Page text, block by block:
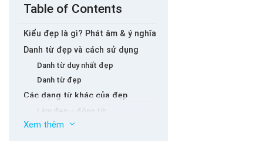
Table of Contents
Kiểu đẹp là gì? Phát âm & ý nghĩa
Danh từ đẹp và cách sử dụng
Danh từ duy nhất đẹp
Danh từ đẹp
Các dạng từ khác của đẹp
Làm đẹp – động từ
Sắc đẹp
Xem thêm